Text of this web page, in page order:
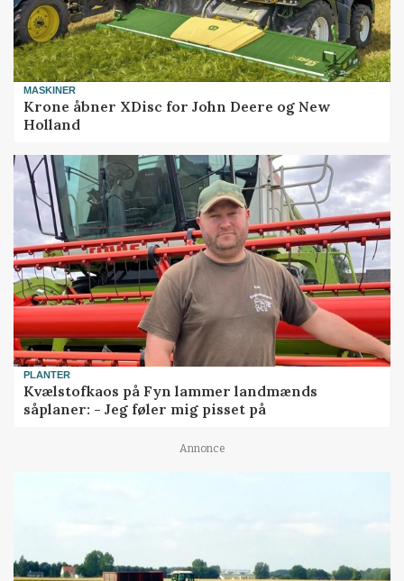
MASKINER
Krone åbner XDisc for John Deere og New
Holland
PLANTER
Kvælstofkaos på Fyn lammer landmænds
såplaner: - Jeg føler mig pisset på
Annonce